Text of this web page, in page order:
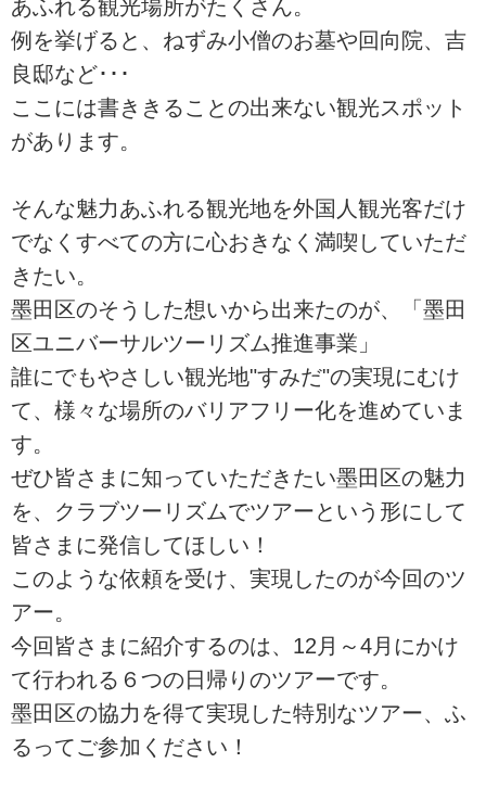
あふれる観光場所がたくさん。
例を挙げると、ねずみ小僧のお墓や回向院、吉
良邸など･･･
ここには書ききることの出来ない観光スポット
があります。
そんな魅力あふれる観光地を外国人観光客だけ
でなくすべての方に心おきなく満喫していただ
きたい。
墨田区のそうした想いから出来たのが、「墨田
区ユニバーサルツーリズム推進事業」
誰にでもやさしい観光地"すみだ"の実現にむけ
て、様々な場所のバリアフリー化を進めていま
す。
ぜひ皆さまに知っていただきたい墨田区の魅力
を、クラブツーリズムでツアーという形にして
皆さまに発信してほしい！
このような依頼を受け、実現したのが今回のツ
アー。
今回皆さまに紹介するのは、12月～4月にかけ
て行われる６つの日帰りのツアーです。
墨田区の協力を得て実現した特別なツアー、ふ
るってご参加ください！